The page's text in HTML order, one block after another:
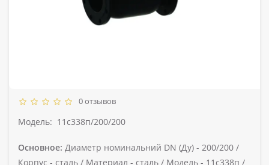
0 отзывов
Модель: 11с338п/200/200
Основное: Диаметр номинальний DN (Ду) - 200/200 /
Корпус - сталь / Материал - сталь / Модель - 11с338п /